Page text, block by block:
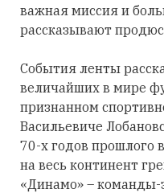
важная миссия и
рассказывают
События ленты
величайших в мире
признанном
Васильевиче
70-х годов прошлого
на весь континент
«Динамо» – команды-